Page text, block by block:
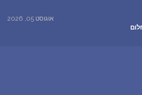
אוגוסט 05, 2026